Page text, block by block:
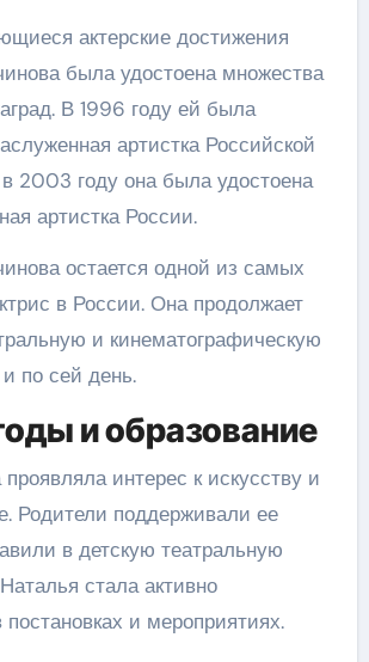
актерские достижения
была удостоена множества
В 1996 году ей была
артистка Российской
2003 году она была удостоена
артистка России.
остается одной из самых
в России. Она продолжает
и кинематографическую
по сей день.
и образование
интерес к искусству и
Родители поддерживали ее
в детскую театральную
стала активно
постановках и мероприятиях.